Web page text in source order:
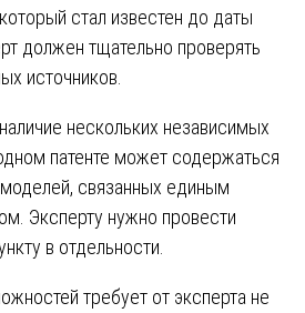
стал известен до даты
должен тщательно проверять
источников.
нескольких независимых
патенте может содержаться
связанных единым
Эксперту нужно провести
в отдельности.
требует от эксперта не